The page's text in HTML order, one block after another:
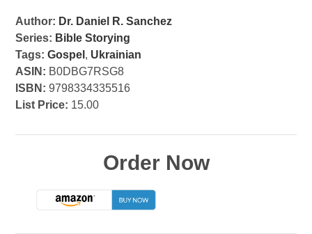
Author: Dr. Daniel R. Sanchez
Series: Bible Storying
Tags: Gospel , Ukrainian
ASIN: B0DBG7RSG8
ISBN: 9798334335516
List Price: 15.00
Order Now